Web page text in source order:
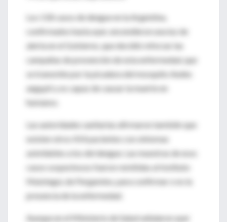
Los 118 casos de dengue en la Argentina,
confirmados hasta ayer, encendieron una luz de
alerta en el Gobierno, que decidió reforzar las
campañas de prevención de esta enfermedad, que
se transmite por la picadura del mosquito Aedes
aegypti y es capaz de causar la muerte en
humanos.
Las autoridades sanitarias afirmaron también que
existen otros 414 pacientes con síntomas
asimilables a los del dengue. Las muestras de esos
casos sospechosos fueron remitidas al Instituto
Maiztegui, de Pergamino, para confirmar o no la
presencia de la enfermedad.
Aunque en el Ministerio de Salud señalaron ayer